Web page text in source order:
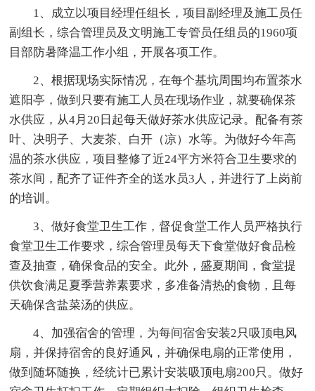
1、成立以项目经理任组长，项目副经理及施工员任
副组长，综合管理员及文明施工专管员任组员的1960项
目部防暑降温工作小组，开展各项工作。
2、根据现场实际情况，在每个基坑周围均布置茶水
遮阳亭，做到只要有施工人员在现场作业，就要确保茶
水供应，从4月20日起每天做好茶水供应记录。配备有茶
叶、决明子、大麦茶、白开（凉）水等。为做好今年高
温的茶水供应，项目整修了近24平方米符合卫生要求的
茶水间，配齐了证件齐全的送水员3人，并进行了上岗前
的培训。
3、做好食堂卫生工作，督促食堂工作人员严格执行
食堂卫生工作要求，综合管理员每天下食堂做好食品检
查及抽查，确保食品的安全。此外，盛夏期间，食堂提
供饮食满足夏季营养素要求，多准备清热的食物，且每
天确保含盐菜汤的供应。
4、加强宿舍的管理，为每间宿舍安装2只吸顶电风
扇，并保持宿舍的良好通风，并确保电扇的正常使用，
做到随坏随换，经统计已累计安装吸顶电扇200只。做好